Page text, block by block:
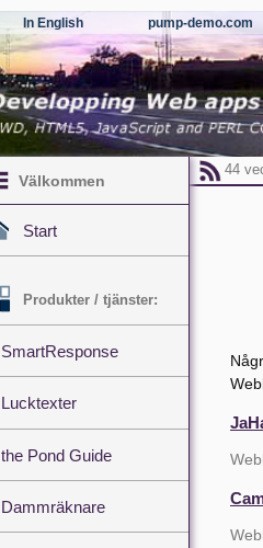
In English pump-demo.com
Välkommen
Start
Produkter / tjänster:
SmartResponse
Lucktexter
the Pond Guide
Dammräknare
44